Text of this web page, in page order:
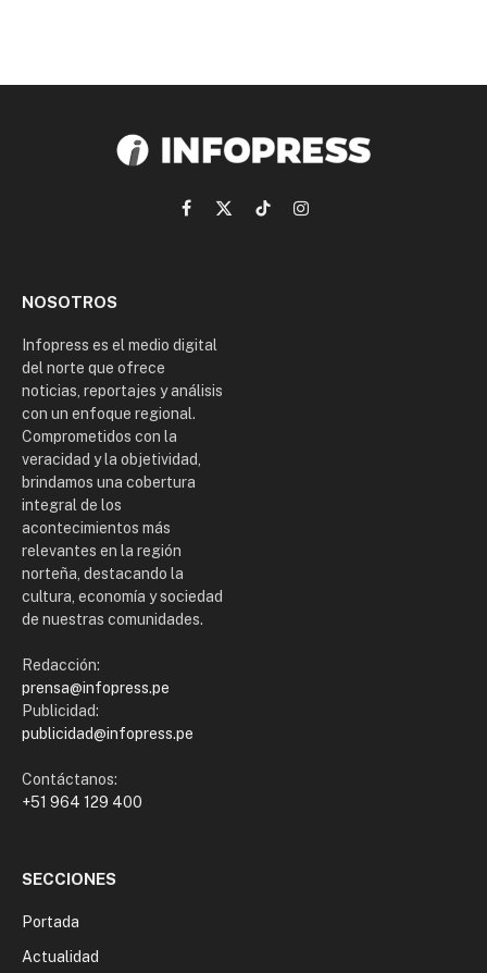
2
Facebook
X
TikTokInstagram
NOSOTROS
Infopress es el medio digital
del norte que ofrece
noticias, reportajes y análisis
con un enfoque regional.
Comprometidos con la
veracidad y la objetividad,
brindamos una cobertura
integral de los
acontecimientos más
relevantes en la región
norteña, destacando la
cultura, economía y sociedad
de nuestras comunidades.
Redacción:
prensa@infopress.pe
Publicidad:
publicidad@infopress.pe
Contáctanos:
+51 964 129 400
SECCIONES
Portada
Actualidad